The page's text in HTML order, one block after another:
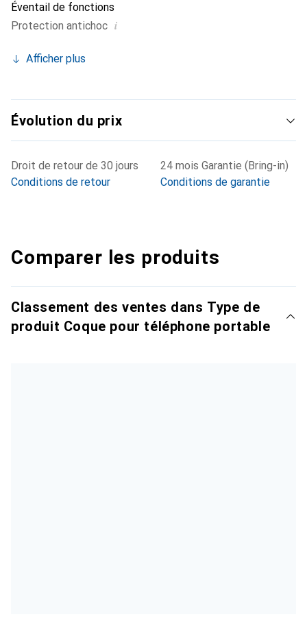
Éventail de fonctions
Protection antichoc i
Afficher plus
Évolution du prix
Droit de retour de 30 jours
Conditions de retour
24 mois Garantie (Bring-in)
Conditions de garantie
Comparer les produits
Classement des ventes dans Type de
produit Coque pour téléphone portable